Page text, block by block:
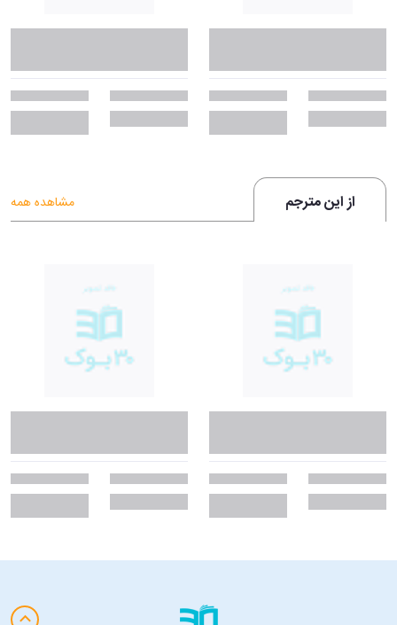
از این مترجم مشاهده همه